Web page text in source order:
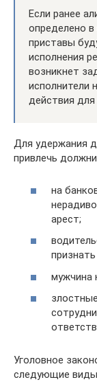
Если ранее
определено
приставы
исполнения
возникнет
исполнители
действия для
Для удержания
привлечь
на
арест;
мужчина
Уголовное
следующие